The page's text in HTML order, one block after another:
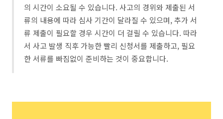
의 시간이 소요될 수 있습니다. 사고의 경위와 제출된 서
류의 내용에 따라 심사 기간이 달라질 수 있으며, 추가 서
류 제출이 필요할 경우 시간이 더 걸릴 수 있습니다. 따라
서 사고 발생 직후 가능한 빨리 신청서를 제출하고, 필요
한 서류를 빠짐없이 준비하는 것이 중요합니다.